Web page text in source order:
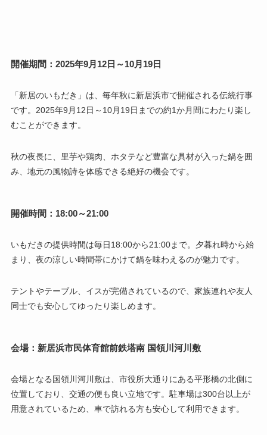
開催期間：2025年9月12日～10月19日
「新居のいもだき」は、毎年秋に新居浜市で開催される伝統行事
です。2025年9月12日～10月19日までの約1か月間にわたり楽し
むことができます。
秋の夜長に、里芋や鶏肉、ホタテなど豊富な具材が入った鍋を囲
み、地元の風物詩を体感できる絶好の機会です。
開催時間：18:00～21:00
いもだきの提供時間は毎日18:00から21:00まで。夕暮れ時から始
まり、夜の涼しい時間帯にかけて鍋を味わえるのが魅力です。
テントやテーブル、イスが完備されているので、家族連れや友人
同士でも安心してゆったり楽しめます。
会場：新居浜市民体育館前鉄塔南 国領川河川敷
会場となる国領川河川敷は、市役所大通りにある平形橋の北側に
位置しており、交通の便も良い立地です。駐車場は300台以上が
用意されているため、車で訪れる方も安心して利用できます。